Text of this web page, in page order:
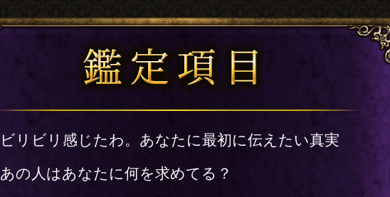
ビリビリ感じたわ。あなたに最初に伝えたい真実
あの人はあなたに何を求めてる？